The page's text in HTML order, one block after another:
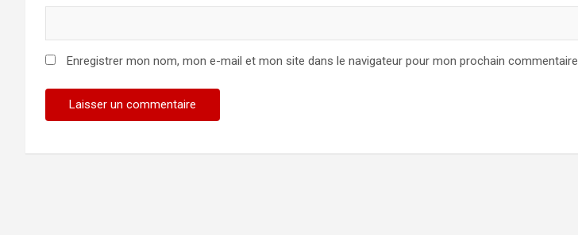
Enregistrer mon nom, mon e-mail et mon site dans le navigateur pour mon prochain commentaire.